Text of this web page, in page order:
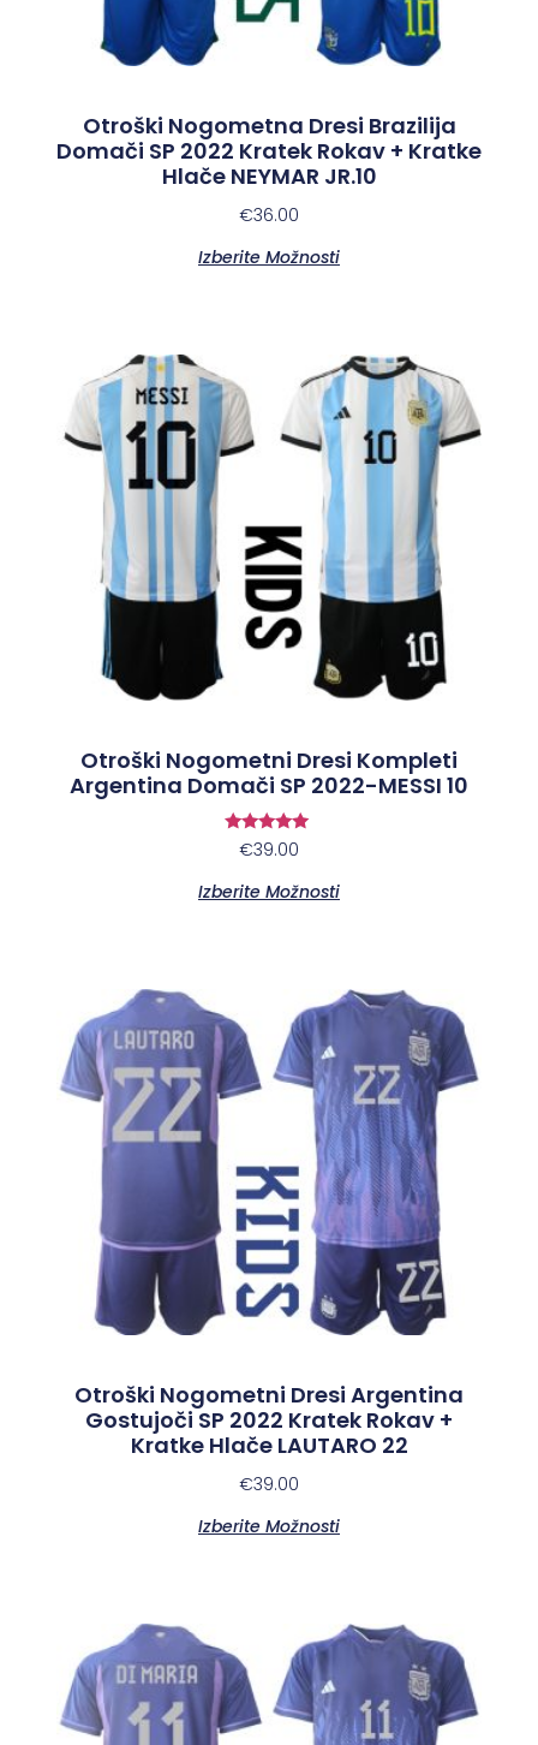
Otroški Nogometna Dresi Brazilija
Domači SP 2022 Kratek Rokav + Kratke
Hlače NEYMAR JR.10
€36.00
Izberite Možnosti
Otroški Nogometni Dresi Kompleti
Argentina Domači SP 2022-MESSI 10
Ocenjeno
5.00
€39.00
Izberite Možnosti
Otroški Nogometni Dresi Argentina
Gostujoči SP 2022 Kratek Rokav +
Kratke Hlače LAUTARO 22
€39.00
Izberite Možnosti